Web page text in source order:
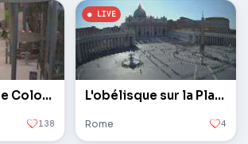
Le lobby est de Cologne / Bonn
138
L'obélisque sur la Place Saint-Pierre au Vatican
Rome 4